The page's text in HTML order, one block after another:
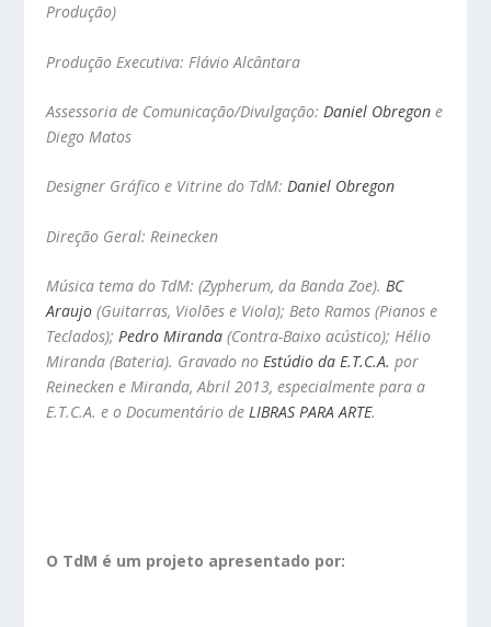
Produção)
Produção Executiva: Flávio Alcântara
Assessoria de Comunicação/Divulgação:Daniel Obregon e
Diego Matos
Designer Gráfico e Vitrine do TdM:Daniel Obregon
Direção Geral: Reinecken
Música tema do TdM: (Zypherum, da Banda Zoe).BC
Araujo (Guitarras, Violões e Viola); Beto Ramos (Pianos e
Teclados);Pedro Miranda(Contra-Baixo acústico); Hélio
Miranda (Bateria). Gravado noEstúdio da E.T.C.A. por
Reinecken e Miranda, Abril 2013, especialmente para a
E.T.C.A. e o Documentário deLIBRAS PARA ARTE.
O TdM é um projeto apresentado por: